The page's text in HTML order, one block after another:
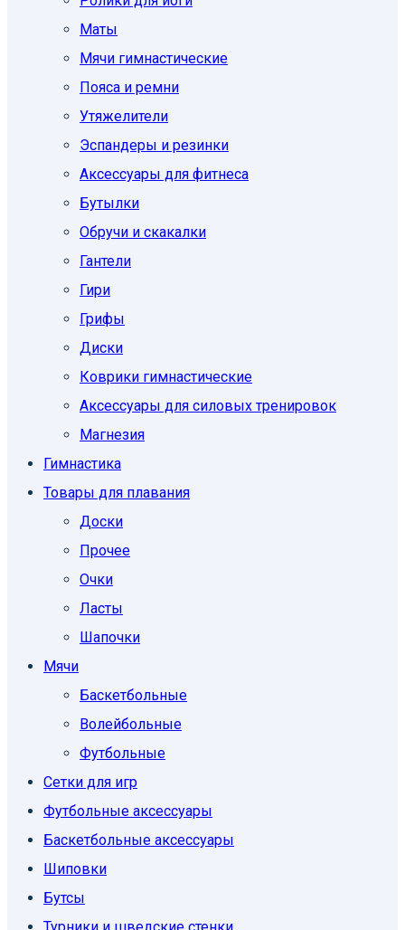
Маты
Мячи гимнастические
Пояса и ремни
Утяжелители
Эспандеры и резинки
Аксессуары для фитнеса
Бутылки
Обручи и скакалки
Гантели
Гири
Грифы
Диски
Коврики гимнастические
Аксессуары для силовых тренировок
Магнезия
Гимнастика
Товары для плавания
Доски
Прочее
Очки
Ласты
Шапочки
Мячи
Баскетбольные
Волейбольные
Футбольные
Сетки для игр
Футбольные аксессуары
Баскетбольные аксессуары
Шиповки
Бутсы